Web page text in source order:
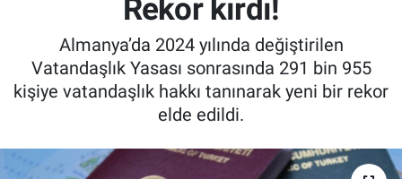
Rekor kırdı!
Almanya’da 2024 yılında değiştirilen
Vatandaşlık Yasası sonrasında 291 bin 955
kişiye vatandaşlık hakkı tanınarak yeni bir rekor
elde edildi.
Tüm Manşetler
Son Dakika Haberleri
Haber Arşivi